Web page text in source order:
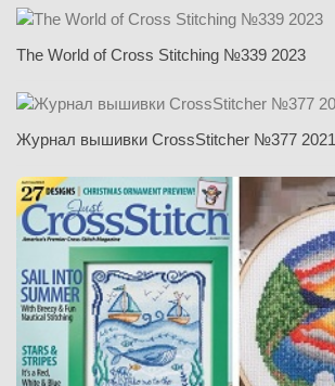
The World of Cross Stitching №339 2023
Журнал вышивки CrossStitcher №377 2021